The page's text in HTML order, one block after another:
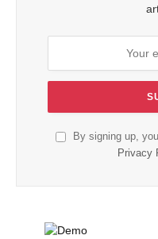
By signing up,
Privacy